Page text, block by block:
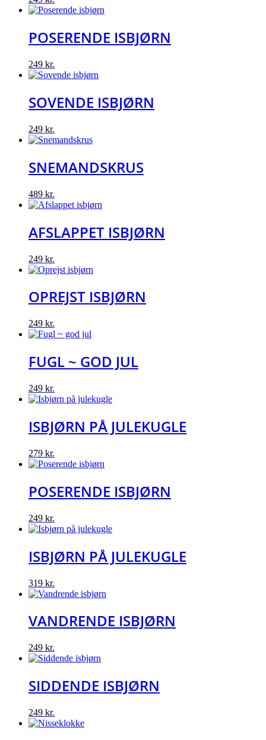
POSERENDE ISBJØRN
249 kr.
SOVENDE ISBJØRN
249 kr.
SNEMANDSKRUS
489 kr.
AFSLAPPET ISBJØRN
249 kr.
OPREJST ISBJØRN
249 kr.
FUGL ~ GOD JUL
249 kr.
ISBJØRN PÅ JULEKUGLE
279 kr.
POSERENDE ISBJØRN
249 kr.
ISBJØRN PÅ JULEKUGLE
319 kr.
VANDRENDE ISBJØRN
249 kr.
SIDDENDE ISBJØRN
249 kr.